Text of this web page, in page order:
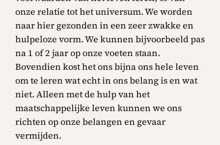
onze relatie tot het universum. We worden
naar hier gezonden in een zeer zwakke en
hulpeloze vorm. We kunnen bijvoorbeeld pas
na 1 of 2 jaar op onze voeten staan.
Bovendien kost het ons bijna ons hele leven
om te leren wat echt in ons belang is en wat
niet. Alleen met de hulp van het
maatschappelijke leven kunnen we ons
richten op onze belangen en gevaar
vermijden.